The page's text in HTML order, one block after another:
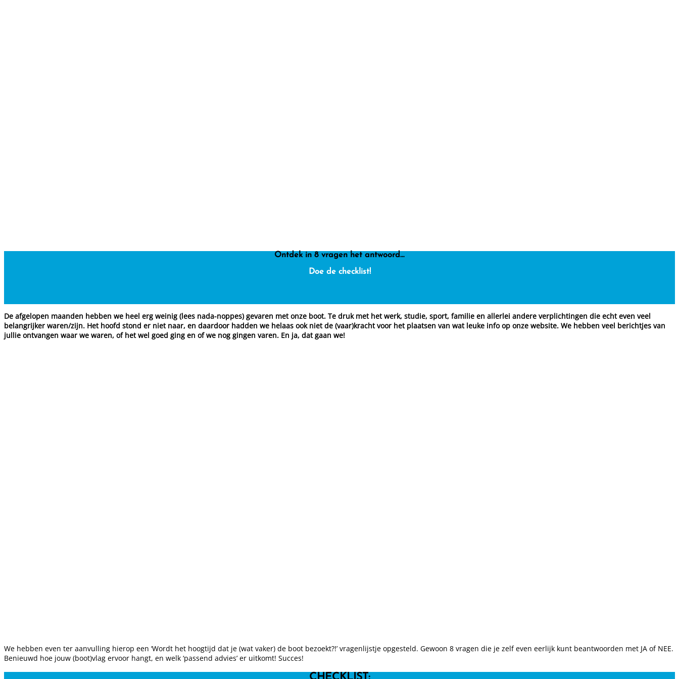
Ontdek in 8 vragen het antwoord…
Doe de checklist!
De afgelopen maanden hebben we heel erg weinig (lees nada-noppes) gevaren met onze boot. Te druk met het werk, studie, sport, familie en allerlei andere verplichtingen die echt even veel
belangrijker waren/zijn. Het hoofd stond er niet naar, en daardoor hadden we helaas ook niet de (vaar)kracht voor het plaatsen van wat leuke info op onze website. We hebben veel berichtjes van
jullie ontvangen waar we waren, of het wel goed ging en of we nog gingen varen. En ja, dat gaan we!
We hebben even ter aanvulling hierop een ‘Wordt het hoogtijd dat je (wat vaker) de boot bezoekt?!’ vragenlijstje opgesteld. Gewoon 8 vragen die je zelf even eerlijk kunt beantwoorden met JA of NEE.
Benieuwd hoe jouw (boot)vlag ervoor hangt, en welk ‘passend advies’ er uitkomt! Succes!